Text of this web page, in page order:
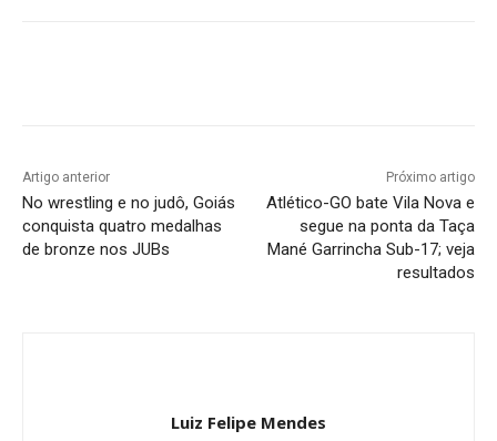
Artigo anterior
No wrestling e no judô, Goiás
conquista quatro medalhas
de bronze nos JUBs
Próximo artigo
Atlético-GO bate Vila Nova e
segue na ponta da Taça
Mané Garrincha Sub-17; veja
resultados
Luiz Felipe Mendes